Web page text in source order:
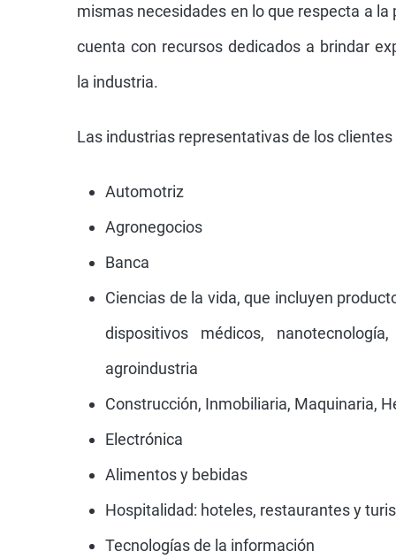
mismas necesidades en lo que respecta a
cuenta con recursos dedicados a brindar
la industria.
Las industrias representativas de los
Automotriz
Agronegocios
Banca
Ciencias de la vida, que incluyen
dispositivos médicos,
agroindustria
Construcción, Inmobiliaria, Maquinaria,
Electrónica
Alimentos y bebidas
Hospitalidad: hoteles, restaurantes y
Tecnologías de la información